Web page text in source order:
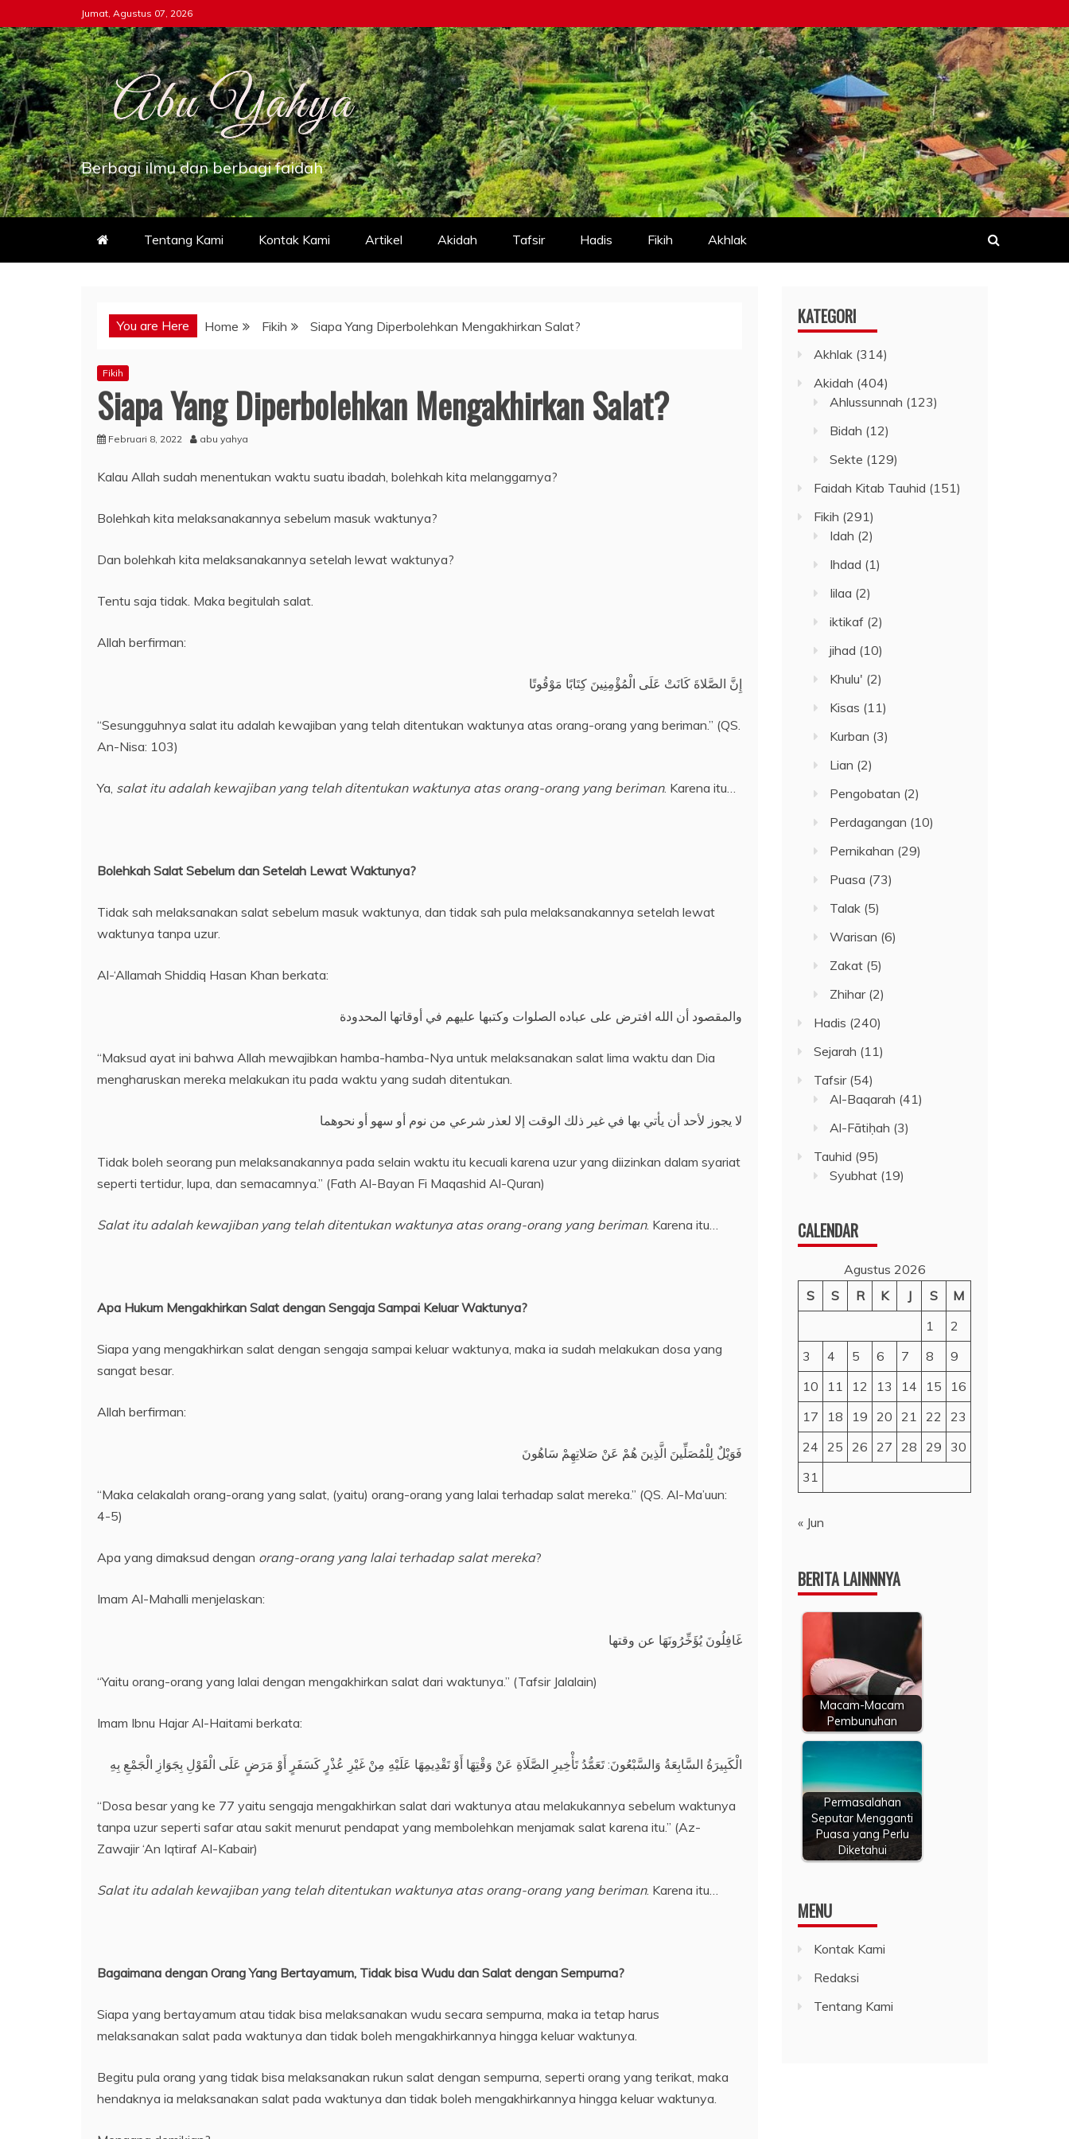
to
content
Jumat, Agustus 07, 2026
Berbagi ilmu dan berbagi faidah
Tentang Kami Kontak Kami Artikel Akidah Tafsir Hadis Fikih Akhlak
You are Here Home Fikih Siapa Yang Diperbolehkan Mengakhirkan Salat?
Fikih
Siapa Yang Diperbolehkan Mengakhirkan Salat?
Februari 8, 2022 abu yahya
Kalau Allah sudah menentukan waktu suatu ibadah, bolehkah kita melanggarnya?
Bolehkah kita melaksanakannya sebelum masuk waktunya?
Dan bolehkah kita melaksanakannya setelah lewat waktunya?
Tentu saja tidak. Maka begitulah salat.
Allah berfirman:
إِنَّ الصَّلاةَ كَانَتْ عَلَى الْمُؤْمِنِينَ كِتَابًا مَوْقُوتًا
“Sesungguhnya salat itu adalah kewajiban yang telah ditentukan waktunya atas orang-orang yang beriman.” (QS.
An-Nisa: 103)
Ya, salat itu adalah kewajiban yang telah ditentukan waktunya atas orang-orang yang beriman. Karena itu…
Bolehkah Salat Sebelum dan Setelah Lewat Waktunya?
Tidak sah melaksanakan salat sebelum masuk waktunya, dan tidak sah pula melaksanakannya setelah lewat
waktunya tanpa uzur.
Al-‘Allamah Shiddiq Hasan Khan berkata:
والمقصود أن الله افترض على عباده الصلوات وكتبها عليهم في أوقاتها المحدودة
“Maksud ayat ini bahwa Allah mewajibkan hamba-hamba-Nya untuk melaksanakan salat lima waktu dan Dia
mengharuskan mereka melakukan itu pada waktu yang sudah ditentukan.
لا يجوز لأحد أن يأتي بها في غير ذلك الوقت إلا لعذر شرعي من نوم أو سهو أو نحوهما
Tidak boleh seorang pun melaksanakannya pada selain waktu itu kecuali karena uzur yang diizinkan dalam syariat
seperti tertidur, lupa, dan semacamnya.” (Fath Al-Bayan Fi Maqashid Al-Quran)
Salat itu adalah kewajiban yang telah ditentukan waktunya atas orang-orang yang beriman. Karena itu…
Apa Hukum Mengakhirkan Salat dengan Sengaja Sampai Keluar Waktunya?
Siapa yang mengakhirkan salat dengan sengaja sampai keluar waktunya, maka ia sudah melakukan dosa yang
sangat besar.
Allah berfirman:
فَوَيْلٌ لِلْمُصَلِّينَ الَّذِينَ هُمْ عَنْ صَلاتِهِمْ سَاهُونَ
“Maka celakalah orang-orang yang salat, (yaitu) orang-orang yang lalai terhadap salat mereka.” (QS. Al-Ma’uun:
4-5)
Apa yang dimaksud dengan orang-orang yang lalai terhadap salat mereka?
Imam Al-Mahalli menjelaskan:
غَافِلُونَ يُؤَخِّرُونَهَا عن وقتها
“Yaitu orang-orang yang lalai dengan mengakhirkan salat dari waktunya.” (Tafsir Jalalain)
Imam Ibnu Hajar Al-Haitami berkata:
الْكَبِيرَةُ السَّابِعَةُ وَالسَّبْعُونَ: تَعَمُّدُ تَأْخِيرِ الصَّلَاةِ عَنْ وَقْتِهَا أَوْ تَقْدِيمِهَا عَلَيْهِ مِنْ غَيْرِ عُذْرٍ كَسَفَرٍ أَوْ مَرَضٍ عَلَى الْقَوْلِ بِجَوَازِ الْجَمْعِ بِهِ
“Dosa besar yang ke 77 yaitu sengaja mengakhirkan salat dari waktunya atau melakukannya sebelum waktunya
tanpa uzur seperti safar atau sakit menurut pendapat yang membolehkan menjamak salat karena itu.” (Az-
Zawajir ‘An Iqtiraf Al-Kabair)
Salat itu adalah kewajiban yang telah ditentukan waktunya atas orang-orang yang beriman. Karena itu…
Bagaimana dengan Orang Yang Bertayamum, Tidak bisa Wudu dan Salat dengan Sempurna?
Siapa yang bertayamum atau tidak bisa melaksanakan wudu secara sempurna, maka ia tetap harus
melaksanakan salat pada waktunya dan tidak boleh mengakhirkannya hingga keluar waktunya.
Begitu pula orang yang tidak bisa melaksanakan rukun salat dengan sempurna, seperti orang yang terikat, maka
hendaknya ia melaksanakan salat pada waktunya dan tidak boleh mengakhirkannya hingga keluar waktunya.
KATEGORI
Akhlak (314)
Akidah (404)
Ahlussunnah (123)
Bidah (12)
Sekte (129)
Faidah Kitab Tauhid (151)
Fikih (291)
Idah (2)
Ihdad (1)
Iilaa (2)
iktikaf (2)
jihad (10)
Khulu' (2)
Kisas (11)
Kurban (3)
Lian (2)
Pengobatan (2)
Perdagangan (10)
Pernikahan (29)
Puasa (73)
Talak (5)
Warisan (6)
Zakat (5)
Zhihar(2)
Hadis (240)
Sejarah (11)
Tafsir(54)
Al-Baqarah (41)
Al-Fātiḥah (3)
Tauhid (95)
Syubhat (19)
CALENDAR
Agustus 2026
S
S R K J S
M
1
2
3
4 5 6 7 8
9
10
11 12 13 14 15
16
17
18 19 20 21 22
23
24
25 26 27 28 29
30
31
« Jun
BERITA LAINNNYA
Macam-Macam
Pembunuhan
Permasalahan
Seputar Mengganti
Puasa yang Perlu
Diketahui
MENU
Kontak Kami
Redaksi
Tentang Kami